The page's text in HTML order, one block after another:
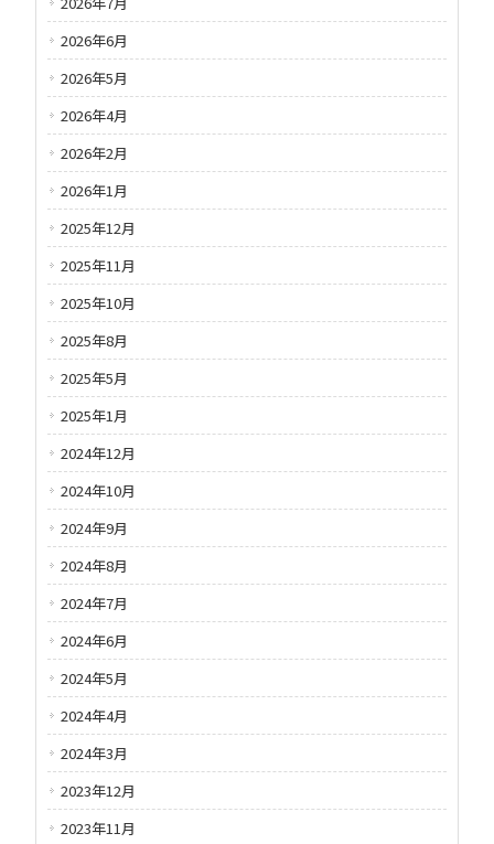
2026年6月
2026年5月
2026年4月
2026年2月
2026年1月
2025年12月
2025年11月
2025年10月
2025年8月
2025年5月
2025年1月
2024年12月
2024年10月
2024年9月
2024年8月
2024年7月
2024年6月
2024年5月
2024年4月
2024年3月
2023年12月
2023年11月